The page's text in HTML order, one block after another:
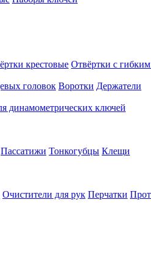
крестовые Отвёртки с
головок Воротки Держатели
динамометрических ключей
Пассатижи Тонкогубцы Клещи
Очистители для рук Перчатки